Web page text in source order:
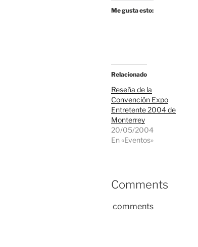
Me gusta esto:
Relacionado
Reseña de la
Convención Expo
Entretente 2004 de
Monterrey
20/05/2004
En «Eventos»
Comments
comments